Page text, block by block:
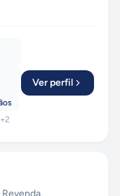
+2
Ver perfil
·Revenda